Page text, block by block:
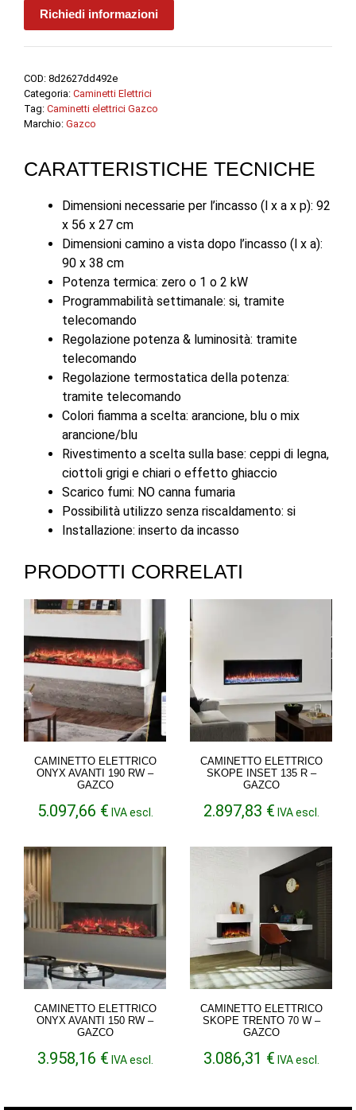
Richiedi informazioni
COD: 8d2627dd492e
Categoria: Caminetti Elettrici
Tag: Caminetti elettrici Gazco
Marchio: Gazco
CARATTERISTICHE TECNICHE
Dimensioni necessarie per l’incasso (l x a x p): 92
x 56 x 27 cm
Dimensioni camino a vista dopo l’incasso (l x a):
90 x 38 cm
Potenza termica: zero o 1 o 2 kW
Programmabilità settimanale: si, tramite
telecomando
Regolazione potenza & luminosità: tramite
telecomando
Regolazione termostatica della potenza:
tramite telecomando
Colori fiamma a scelta: arancione, blu o mix
arancione/blu
Rivestimento a scelta sulla base: ceppi di legna,
ciottoli grigi e chiari o effetto ghiaccio
Scarico fumi: NO canna fumaria
Possibilità utilizzo senza riscaldamento: si
Installazione: inserto da incasso
PRODOTTI CORRELATI
CAMINETTO ELETTRICO
ONYX AVANTI 190 RW –
GAZCO
5.097,66 € IVA escl.
CAMINETTO ELETTRICO
SKOPE INSET 135 R –
GAZCO
2.897,83 € IVA escl.
CAMINETTO ELETTRICO
ONYX AVANTI 150 RW –
GAZCO
3.958,16 € IVA escl.
CAMINETTO ELETTRICO
SKOPE TRENTO 70 W –
GAZCO
3.086,31 € IVA escl.